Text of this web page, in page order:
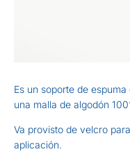
Es un soporte de
una malla de algodón
Va provisto de velcro
aplicación.